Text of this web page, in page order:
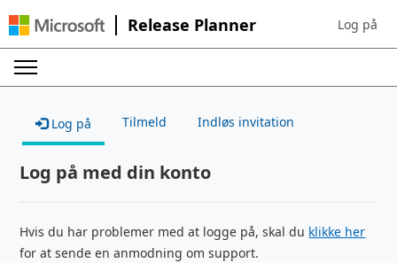
Release Planner Sign in to
Log på
Log på Tilmeld Indløs invitation
Log på med din konto
Hvis du har problemer med at logge på, skal du klikke her
for at sende en anmodning om support.